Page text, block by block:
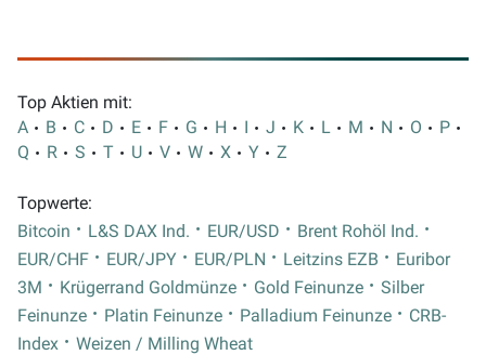
Top Aktien mit:
A
B C D E F G H I J K L M N O
P
Q
R S T U V W X Y Z
Topwerte:
Bitcoin
L&S DAX Ind. EUR/USD
Brent Rohöl Ind.
EUR/CHF
EUR/JPY EUR/PLN Leitzins EZB
Euribor
3M
Krügerrand Goldmünze Gold Feinunze
Silber
Feinunze
Platin Feinunze Palladium Feinunze
CRB-
Index
Weizen / Milling Wheat